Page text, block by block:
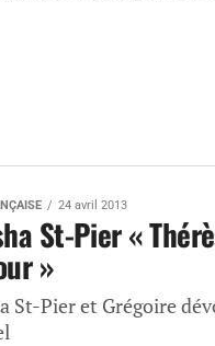
24 avril 2013
St-Pier «
»
St-Pier et Grégoire